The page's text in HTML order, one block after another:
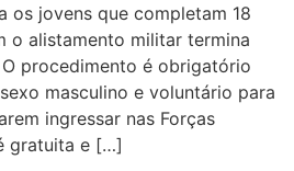
os jovens que completam 18
o alistamento militar termina
procedimento é obrigatório
masculino e voluntário para
ingressar nas Forças
gratuita e […]